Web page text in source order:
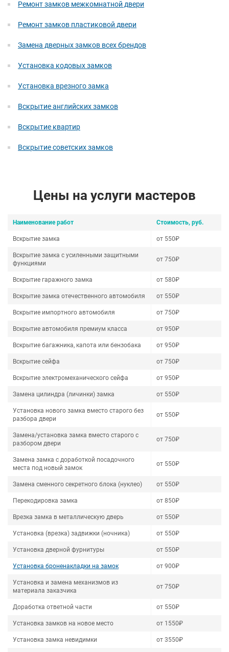
Ремонт замков межкомнатной двери
Ремонт замков пластиковой двери
Замена дверных замков всех брендов
Установка кодовых замков
Установка врезного замка
Вскрытие английских замков
Вскрытие квартир
Вскрытие советских замков
Цены на услуги мастеров
Наименование работ Стоимость, руб.
Вскрытие замка от 550₽
Вскрытие замка с усиленными защитными
функциями
от 750₽
Вскрытие гаражного замка от 580₽
Вскрытие замка отечественного автомобиля от 550₽
Вскрытие импортного автомобиля от 750₽
Вскрытие автомобиля премиум класса от 950₽
Вскрытие багажника, капота или бензобака от 950₽
Вскрытие сейфа от 750₽
Вскрытие электромеханического сейфа от 950₽
Замена цилиндра (личинки) замка от 550₽
Установка нового замка вместо старого без
разбора двери
от 550₽
Замена/установка замка вместо старого с
разбором двери
от 750₽
Замена замка с доработкой посадочного
места под новый замок
от 550₽
Замена сменного секретного блока (нуклео) от 550₽
Перекодировка замка от 850₽
Врезка замка в металлическую дверь от 550₽
Установка (врезка) задвижки (ночника) от 550₽
Установка дверной фурнитуры от 550₽
Установка броненакладки на замок от 900₽
Установка и замена механизмов из
материала заказчика
от 750₽
Доработка ответной части от 550₽
Установка замков на новое место от 1550₽
Установка замка невидимки от 3550₽